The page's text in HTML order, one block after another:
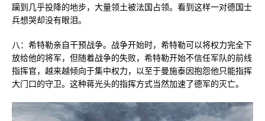
躏到几乎投降的地步，大量领土被法国占领。看到这样一对德国士
兵想哭却没有眼泪。
八：希特勒亲自干预战争。战争开始时，希特勒可以将权力完全下
放给他的将军，但随着战争的失败，希特勒开始不信任军队的前线
指挥官，越来越倾向于集中权力，以至于曼施泰因​​抱怨他只能指挥
大门口的守卫。这种蒋光头的指挥方式当然加速了德军的灭亡。